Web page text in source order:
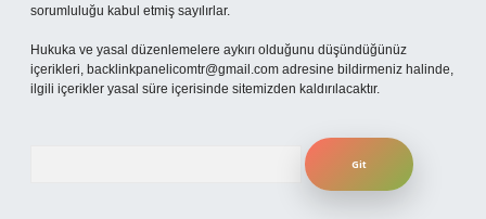
sorumluluğu kabul etmiş sayılırlar.
Hukuka ve yasal düzenlemelere aykırı olduğunu düşündüğünüz
içerikleri, backlinkpanelicomtr@gmail.com adresine bildirmeniz halinde,
ilgili içerikler yasal süre içerisinde sitemizden kaldırılacaktır.